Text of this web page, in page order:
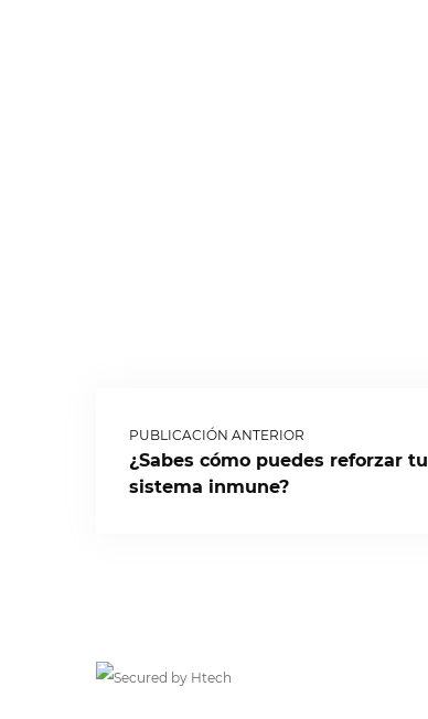
PUBLICACIÓN ANTERIOR
¿Sabes cómo puedes reforzar tu
sistema inmune?